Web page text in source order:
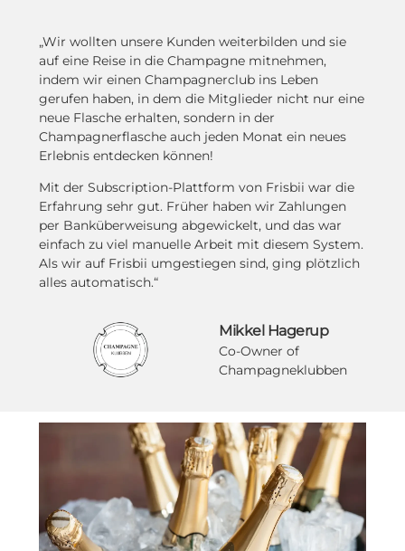
„Wir wollten unsere Kunden weiterbilden und sie
auf eine Reise in die Champagne mitnehmen,
indem wir einen Champagnerclub ins Leben
gerufen haben, in dem die Mitglieder nicht nur eine
neue Flasche erhalten, sondern in der
Champagnerflasche auch jeden Monat ein neues
Erlebnis entdecken können!
Mit der Subscription-Plattform von Frisbii war die
Erfahrung sehr gut. Früher haben wir Zahlungen
per Banküberweisung abgewickelt, und das war
einfach zu viel manuelle Arbeit mit diesem System.
Als wir auf Frisbii umgestiegen sind, ging plötzlich
alles automatisch.“
Mikkel Hagerup
Co-Owner of
Champagneklubben